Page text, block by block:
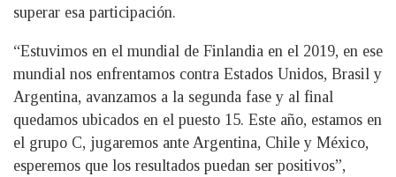
superar esa participación.
“Estuvimos en el mundial de Finlandia en el 2019, en ese
mundial nos enfrentamos contra Estados Unidos, Brasil y
Argentina, avanzamos a la segunda fase y al final
quedamos ubicados en el puesto 15. Este año, estamos en
el grupo C, jugaremos ante Argentina, Chile y México,
esperemos que los resultados puedan ser positivos”,